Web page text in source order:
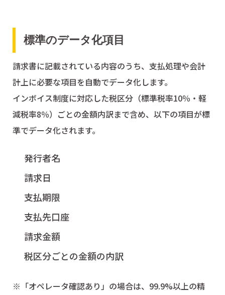
標準のデータ化項目
請求書に記載されている内容のうち、支払処理や会計
計上に必要な項目を自動でデータ化します。
インボイス制度に対応した税区分（標準税率10％・軽
減税率8％）ごとの金額内訳まで含め、以下の項目が標
準でデータ化されます。
発行者名
請求日
支払期限
支払先口座
請求金額
税区分ごとの金額の内訳
※「オペレータ確認あり」の場合は、99.9%以上の精